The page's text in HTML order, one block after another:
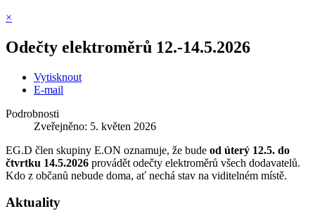
×
Odečty elektroměrů 12.-14.5.2026
Vytisknout
E-mail
Podrobnosti
Zveřejněno: 5. květen 2026
EG.D člen skupiny E.ON oznamuje, že bude od úterý 12.5. do
čtvrtku 14.5.2026 provádět odečty elektroměrů všech dodavatelů.
Kdo z občanů nebude doma, ať nechá stav na viditelném místě.
Aktuality